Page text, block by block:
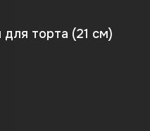
торта (21 см)